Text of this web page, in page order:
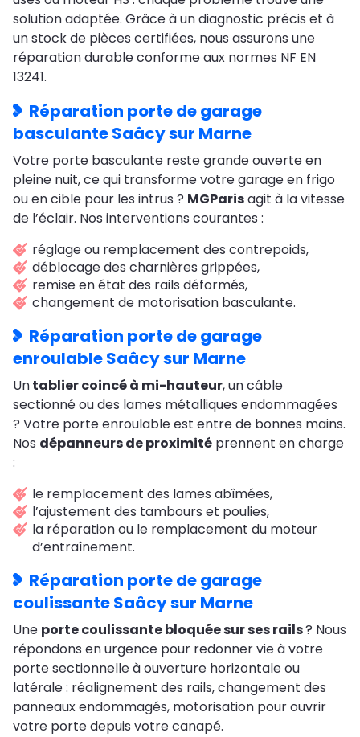
solution adaptée. Grâce à un diagnostic précis et à
un stock de pièces certifiées, nous assurons une
réparation durable conforme aux normes NF EN
13241.
Réparation porte de garage
basculante Saâcy sur Marne
Votre porte basculante reste grande ouverte en
pleine nuit, ce qui transforme votre garage en frigo
ou en cible pour les intrus ? MGParisagit à la vitesse
de l’éclair. Nos interventions courantes :
réglage ou remplacement des contrepoids,
déblocage des charnières grippées,
remise en état des rails déformés,
changement de motorisation basculante.
Réparation porte de garage
enroulable Saâcy sur Marne
Untablier coincé à mi-hauteur, un câble
sectionné ou des lames métalliques endommagées
? Votre porte enroulable est entre de bonnes mains.
Nos dépanneurs de proximité prennent en charge
:
le remplacement des lames abîmées,
l’ajustement des tambours et poulies,
la réparation ou le remplacement du moteur
d’entraînement.
Réparation porte de garage
coulissante Saâcy sur Marne
Une porte coulissante bloquée sur ses rails? Nous
répondons en urgence pour redonner vie à votre
porte sectionnelle à ouverture horizontale ou
latérale : réalignement des rails, changement des
panneaux endommagés, motorisation pour ouvrir
votre porte depuis votre canapé.